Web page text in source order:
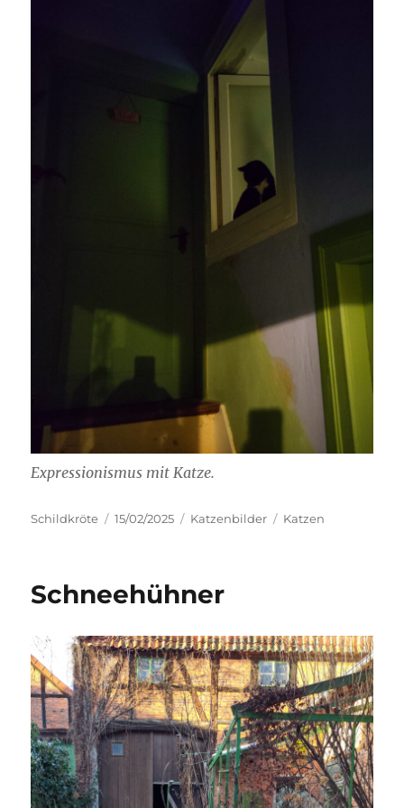
Expressionismus mit Katze.
Autor
Schildkröte
Veröffentlicht
15/02/2025 Kategorien
Katzenbilder Schlagwörter
Katzen
Schneehühner